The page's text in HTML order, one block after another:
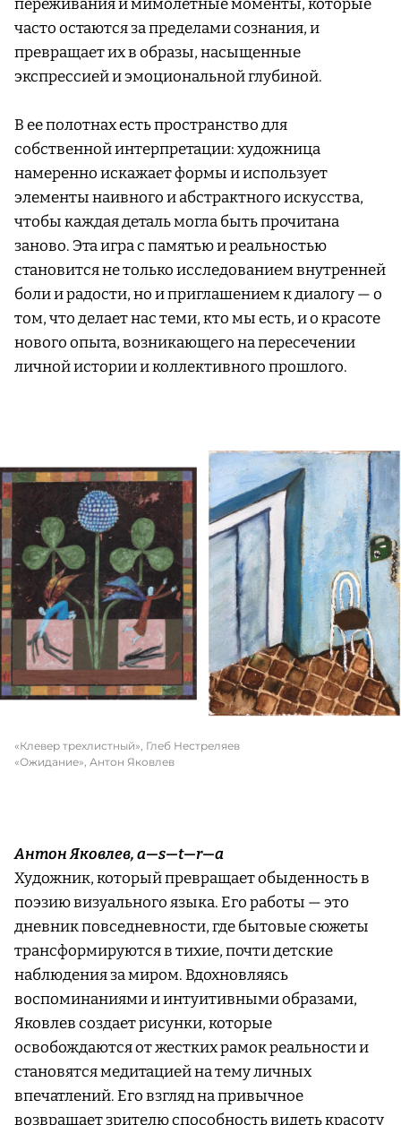
переживания и мимолетные моменты, которые
часто остаются за пределами сознания, и
превращает их в образы, насыщенные
экспрессией и эмоциональной глубиной.
В ее полотнах есть пространство для
собственной интерпретации: художница
намеренно искажает формы и использует
элементы наивного и абстрактного искусства,
чтобы каждая деталь могла быть прочитана
заново. Эта игра с памятью и реальностью
становится не только исследованием внутренней
боли и радости, но и приглашением к диалогу — о
том, что делает нас теми, кто мы есть, и о красоте
нового опыта, возникающего на пересечении
личной истории и коллективного прошлого.
«Клевер трехлистный», Глеб Нестреляев
«Ожидание», Антон Яковлев
Антон Яковлев, a—s—t—r—a
Художник, который превращает обыденность в
поэзию визуального языка. Его работы — это
дневник повседневности, где бытовые сюжеты
трансформируются в тихие, почти детские
наблюдения за миром. Вдохновляясь
воспоминаниями и интуитивными образами,
Яковлев создает рисунки, которые
освобождаются от жестких рамок реальности и
становятся медитацией на тему личных
впечатлений. Его взгляд на привычное
возвращает зрителю способность видеть красоту